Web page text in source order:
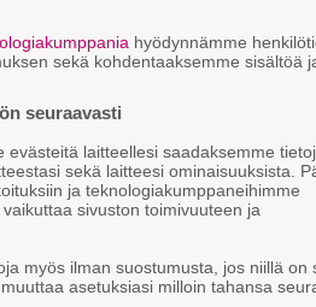
hyödynnämme
sekä kohdentaaksemme sisältöä
seuraavasti
laitteellesi saadaksemme
sekä laitteesi ominaisuuksista.
ja teknologiakumppaneihimme
sivuston toimivuuteen ja
myös ilman suostumusta, jos niillä on
asetuksiasi milloin tahansa